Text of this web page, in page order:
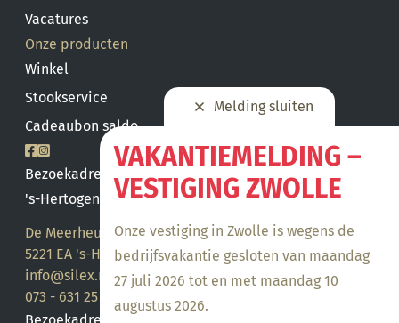
Melding sluiten
VAKANTIEMELDING –
VESTIGING ZWOLLE
Onze vestiging in Zwolle is wegens de
bedrijfsvakantie gesloten van maandag
27 juli 2026 tot en met maandag 10
augustus 2026.
Vacatures
Onze producten
Winkel
Stookservice
Cadeaubon saldo
Bezoekadres
's-Hertogenbosch
De Meerheuvel 21
5221 EA 's-Hertogenbosch
info@silex.nl
073 - 631 25 28
Bezoekadres